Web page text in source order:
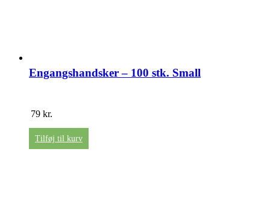
Engangshandsker – 100 stk. Small
79 kr.
Tilføj til kurv